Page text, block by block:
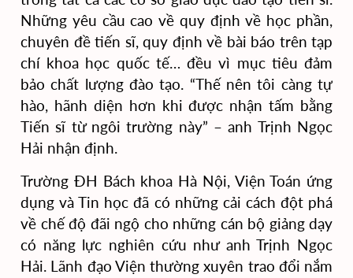
Những yêu cầu cao về quy định về học phần,
chuyên đề tiến sĩ, quy định về bài báo trên tạp
chí khoa học quốc tế… đều vì mục tiêu đảm
bảo chất lượng đào tạo. “Thế nên tôi càng tự
hào, hãnh diện hơn khi được nhận tấm bằng
Tiến sĩ từ ngôi trường này” – anh Trịnh Ngọc
Hải nhận định.
Trường ĐH Bách khoa Hà Nội, Viện Toán ứng
dụng và Tin học đã có những cải cách đột phá
về chế độ đãi ngộ cho những cán bộ giảng dạy
có năng lực nghiên cứu như anh Trịnh Ngọc
Hải. Lãnh đạo Viện thường xuyên trao đổi nắm